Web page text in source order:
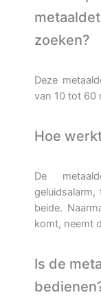
zoeken?
Deze
van 10 tot 60
Hoe
De
beide.
komt, neemt
Is de